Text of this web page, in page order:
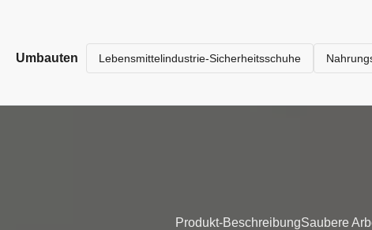
Umbauten Lebensmittelindustrie-Sicherheitsschuhe
Produkt-BeschreibungSaubere